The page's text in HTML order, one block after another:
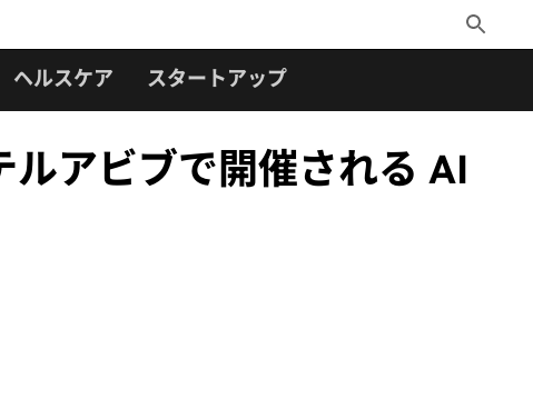
Toggle
Search
ヘルスケア スタートアップ
アビブで開催される AI